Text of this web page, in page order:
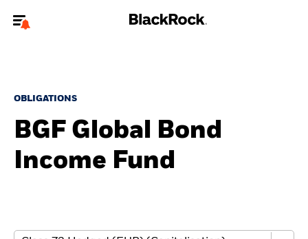
jourvotre type d'utilisateur
Nous connaître
OBLIGATIONS
BGF Global Bond
Income Fund